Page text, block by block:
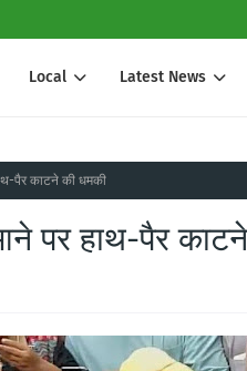
Local Latest News
पैर काटने की धमकी
पर हाथ-पैर